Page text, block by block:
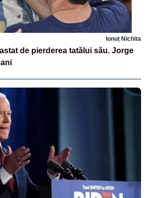
Ionuț Nichita
de pierderea tatălui său. Jorge